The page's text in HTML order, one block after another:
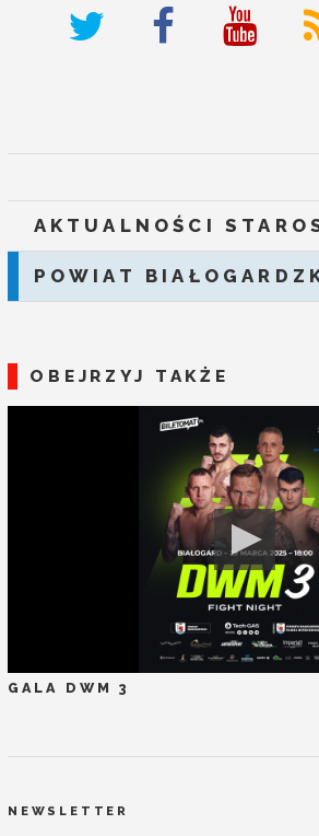
AKTUALNOŚCI
POWIAT
OBEJRZYJ TAKŻE
GALA DWM 3
NEWSLETTER